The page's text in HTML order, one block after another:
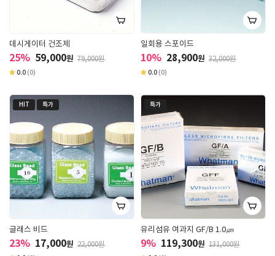
데시게이터 건조제
25% 59,000원 79,000원
0.0 (0)
일회용 스포이드
10% 28,900원 32,000원
0.0 (0)
HIT 특가
글래스 비드
23% 17,000원 22,000원
특가
유리섬유 여과지 GF/B 1.0㎛
9% 119,300원 131,000원